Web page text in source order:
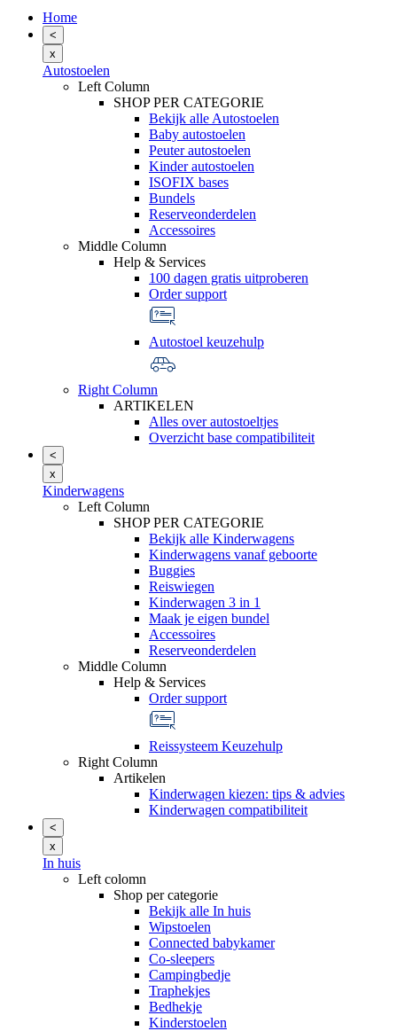
Home
<
x
Autostoelen
Left Column
SHOP PER CATEGORIE
Bekijk alle Autostoelen
Baby autostoelen
Peuter autostoelen
Kinder autostoelen
ISOFIX bases
Bundels
Reserveonderdelen
Accessoires
Middle Column
Help & Services
100 dagen gratis uitproberen
Order support
Autostoel keuzehulp
Right Column
ARTIKELEN
Alles over autostoeltjes
Overzicht base compatibiliteit
<
x
Kinderwagens
Left Column
SHOP PER CATEGORIE
Bekijk alle Kinderwagens
Kinderwagens vanaf geboorte
Buggies
Reiswiegen
Kinderwagen 3 in 1
Maak je eigen bundel
Accessoires
Reserveonderdelen
Middle Column
Help & Services
Order support
Reissysteem Keuzehulp
Right Column
Artikelen
Kinderwagen kiezen: tips & advies
Kinderwagen compatibiliteit
<
x
In huis
Left colomn
Shop per categorie
Bekijk alle In huis
Wipstoelen
Connected babykamer
Co-sleepers
Campingbedje
Traphekjes
Bedhekje
Kinderstoelen